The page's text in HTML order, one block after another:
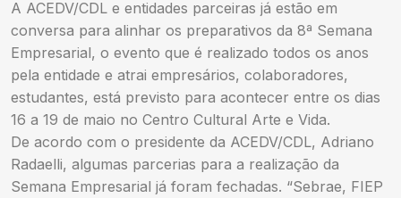
A ACEDV/CDL e entidades parceiras já estão em
conversa para alinhar os preparativos da 8ª Semana
Empresarial, o evento que é realizado todos os anos
pela entidade e atrai empresários, colaboradores,
estudantes, está previsto para acontecer entre os dias
16 a 19 de maio no Centro Cultural Arte e Vida.
De acordo com o presidente da ACEDV/CDL, Adriano
Radaelli, algumas parcerias para a realização da
Semana Empresarial já foram fechadas. “Sebrae, FIEP